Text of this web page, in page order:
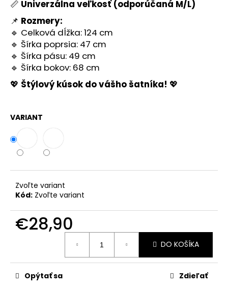
📏 Univerzálna veľkosť (odporúčaná M/L)
📌 Rozmery:
🔹 Celková dĺžka: 124 cm
🔹 Šírka poprsia: 47 cm
🔹 Šírka pásu: 49 cm
🔹 Šírka bokov: 68 cm
💖 Štýlový kúsok do vášho šatníka! 💖
VARIANT
Zvoľte variant
Kód: Zvoľte variant
€28,90
DO KOŠÍKA
Opýtať sa Zdieľať
d
p
o
r
ú
č
a
m
ELEGANTNÝ,
TRBLIETAVÝ
OVERAL
BRITA